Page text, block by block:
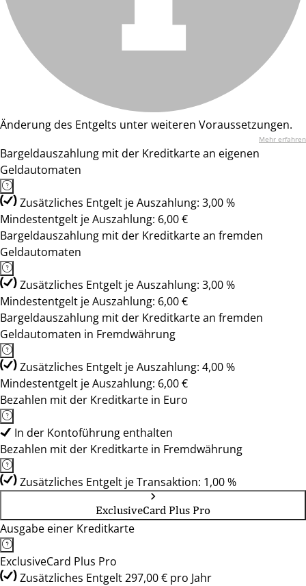
Änderung des Entgelts unter weiteren Voraussetzungen.
Mehr erfahren
Bargeldauszahlung mit der Kreditkarte an eigenen
Geldautomaten
Zusätzliches Entgelt je Auszahlung: 3,00 %
Mindestentgelt je Auszahlung: 6,00 €
Bargeldauszahlung mit der Kreditkarte an fremden
Geldautomaten
Zusätzliches Entgelt je Auszahlung: 3,00 %
Mindestentgelt je Auszahlung: 6,00 €
Bargeldauszahlung mit der Kreditkarte an fremden
Geldautomaten in Fremdwährung
Zusätzliches Entgelt je Auszahlung: 4,00 %
Mindestentgelt je Auszahlung: 6,00 €
Bezahlen mit der Kreditkarte in Euro
In der Kontoführung enthalten
Bezahlen mit der Kreditkarte in Fremdwährung
Zusätzliches Entgelt je Transaktion: 1,00 %
ExclusiveCard Plus Pro
Ausgabe einer Kreditkarte
ExclusiveCard Plus Pro
Zusätzliches Entgelt 297,00 € pro Jahr